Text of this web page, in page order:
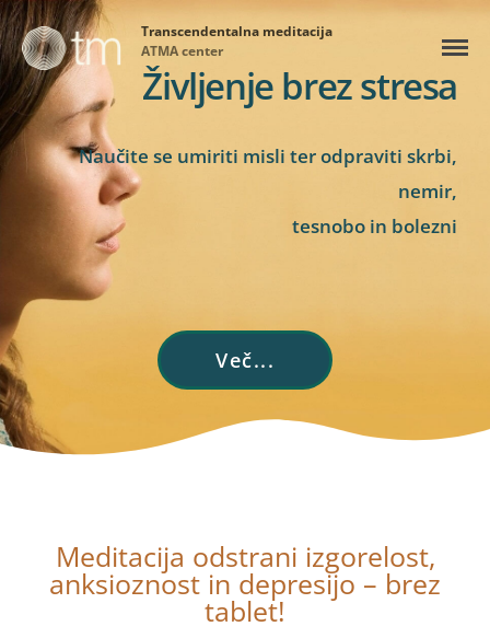
Video
Q&A
Transcendentalna meditacija
ATMA center
Življenje brez stresa
Naučite se umiriti misli ter odpraviti skrbi,
nemir,
tesnobo in bolezni
Več...
Meditacija odstrani izgorelost,
anksioznost in depresijo – brez
tablet!